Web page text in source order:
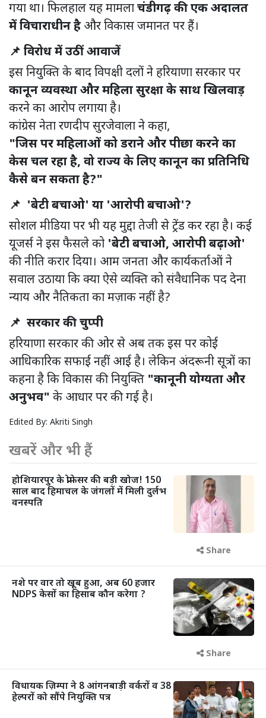
गया था। फिलहाल यह मामलाचंडीगढ़ की एक अदालत
में विचाराधीन है और विकास जमानत पर हैं।
📌 विरोध में उठीं आवाजें
इस नियुक्ति के बाद विपक्षी दलों ने हरियाणा सरकार पर
कानून व्यवस्था और महिला सुरक्षा के साथ खिलवाड़
करने का आरोप लगाया है।
कांग्रेस नेता रणदीप सुरजेवाला ने कहा,
"जिस पर महिलाओं को डराने और पीछा करने का
केस चल रहा है, वो राज्य के लिए कानून का प्रतिनिधि
कैसे बन सकता है?"
📌 'बेटी बचाओ' या 'आरोपी बचाओ'?
सोशल मीडिया पर भी यह मुद्दा तेजी से ट्रेंड कर रहा है। कई
यूजर्स ने इस फैसले को 'बेटी बचाओ, आरोपी बढ़ाओ'
की नीति करार दिया। आम जनता और कार्यकर्ताओं ने
सवाल उठाया कि क्या ऐसे व्यक्ति को संवैधानिक पद देना
न्याय और नैतिकता का मज़ाक नहीं है?
📌 सरकार की चुप्पी
हरियाणा सरकार की ओर से अब तक इस पर कोई
आधिकारिक सफाई नहीं आई है। लेकिन अंदरूनी सूत्रों का
कहना है कि विकास की नियुक्ति "कानूनी योग्यता और
अनुभव" के आधार पर की गई है।
Edited By: Akriti Singh
खबरें और भी हैं
होशियारपुर के प्रोफेसर की बड़ी खोज! 150
साल बाद हिमाचल के जंगलों में मिली दुर्लभ
वनस्पति
Share
नशे पर वार तो खूब हुआ, अब 60 हजार
NDPS केसों का हिसाब कौन करेगा ?
Share
विधायक ज़िम्पा ने 8 आंगनबाड़ी वर्करों व 38
हेल्परों को सौंपे नियुक्ति पत्र